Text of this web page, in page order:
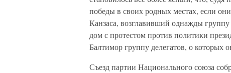
победы в своих родных местах, если
Канзаса, возглавивший однажды
дом с протестом против политики
Балтимор группу делегатов, о которых
Съезд партии Национального союза